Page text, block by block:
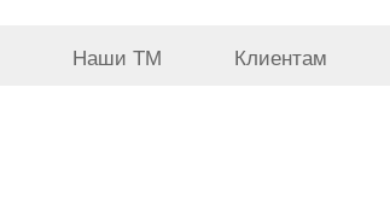
Наши ТМ Клиентам